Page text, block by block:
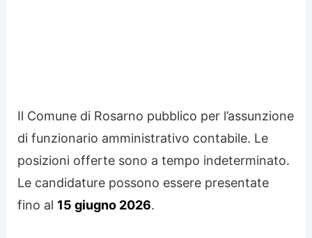
Il Comune di Rosarno pubblico per l’assunzione
di funzionario amministrativo contabile. Le
posizioni offerte sono a tempo indeterminato.
Le candidature possono essere presentate
fino al 15 giugno 2026.